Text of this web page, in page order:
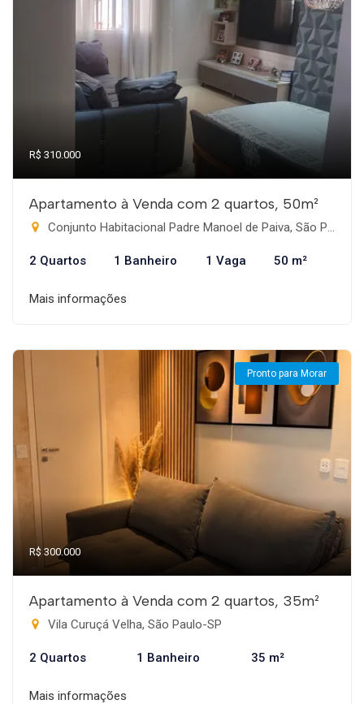
R$ 310.000
Apartamento à Venda com 2 quartos, 50m²
Conjunto Habitacional Padre Manoel de Paiva, São Paulo-SP
2 Quartos 1 Banheiro 1 Vaga 50 m²
Mais informações
Pronto para Morar
R$ 300.000
Apartamento à Venda com 2 quartos, 35m²
Vila Curuçá Velha, São Paulo-SP
2 Quartos 1 Banheiro 35 m²
Mais informações